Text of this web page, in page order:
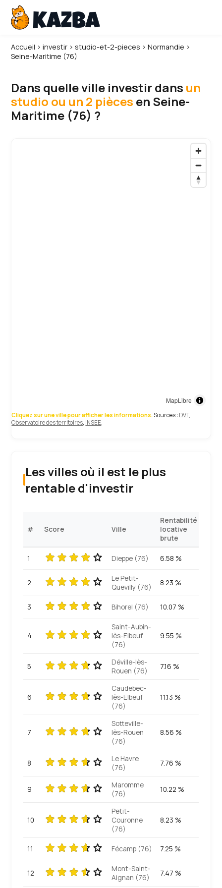
Accueil ›investir ›studio-et-2-pieces ›Normandie ›
Seine-Maritime (76)
Dans quelle ville investir dans un
studio ou un 2 pièces en Seine-
Maritime (76) ?
MapLibre
Cliquez sur une ville pour afficher les informations. Sources : DVF,
Observatoire des territoires, INSEE.
Les villes où il est le plus
rentable d'investir
# Score Ville
Rentabilité
locative
brute
1 Dieppe (76) 6.58 %
2
Le Petit-
Quevilly (76)
8.23 %
3 Bihorel (76) 10.07 %
4
Saint-Aubin-
lès-Elbeuf
(76)
9.55 %
5
Déville-lès-
Rouen (76)
7.16 %
6
Caudebec-
lès-Elbeuf
(76)
11.13 %
7
Sotteville-
lès-Rouen
(76)
8.56 %
8
Le Havre
(76)
7.76 %
9
Maromme
(76)
10.22 %
10
Petit-
Couronne
(76)
8.23 %
11 Fécamp (76) 7.25 %
12
Mont-Saint-
Aignan (76)
7.47 %